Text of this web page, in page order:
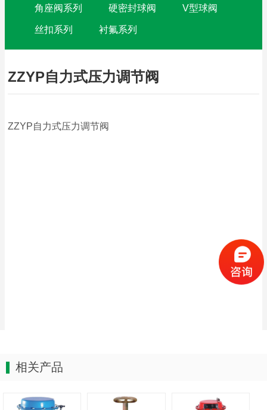
角座阀系列 硬密封球阀 V型球阀
丝扣系列 衬氟系列
ZZYP自力式压力调节阀
ZZYP自力式压力调节阀
相关产品